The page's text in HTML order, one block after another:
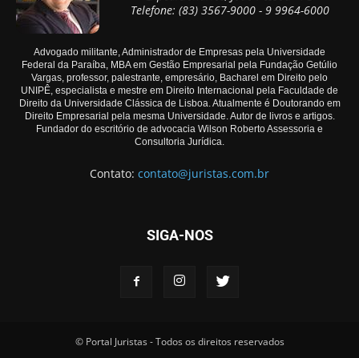
Telefone: (83) 3567-9000 - 9 9964-6000
Advogado militante, Administrador de Empresas pela Universidade
Federal da Paraíba, MBA em Gestão Empresarial pela Fundação Getúlio
Vargas, professor, palestrante, empresário, Bacharel em Direito pelo
UNIPÊ, especialista e mestre em Direito Internacional pela Faculdade de
Direito da Universidade Clássica de Lisboa. Atualmente é Doutorando em
Direito Empresarial pela mesma Universidade. Autor de livros e artigos.
Fundador do escritório de advocacia Wilson Roberto Assessoria e
Consultoria Jurídica.
Contato: contato@juristas.com.br
SIGA-NOS
© Portal Juristas - Todos os direitos reservados